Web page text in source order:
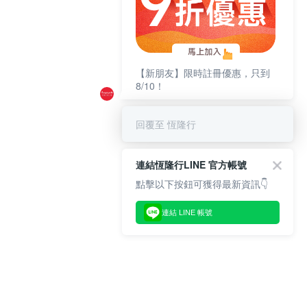
【新朋友】限時註冊優惠，只到
8/10！
回覆至 恆隆行
連結恆隆行LINE 官方帳號
點擊以下按鈕可獲得最新資訊👇
連結 LINE 帳號